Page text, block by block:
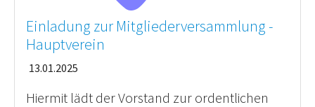
Einladung zur Mitgliederversammlung -
Hauptverein
13.01.2025
Hiermit lädt der Vorstand zur ordentlichen